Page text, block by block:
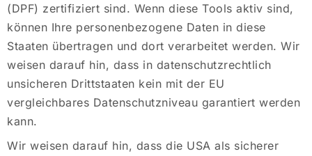
(DPF) zertifiziert sind. Wenn diese Tools aktiv sind,
können Ihre personenbezogene Daten in diese
Staaten übertragen und dort verarbeitet werden. Wir
weisen darauf hin, dass in datenschutzrechtlich
unsicheren Drittstaaten kein mit der EU
vergleichbares Datenschutzniveau garantiert werden
kann.
Wir weisen darauf hin, dass die USA als sicherer